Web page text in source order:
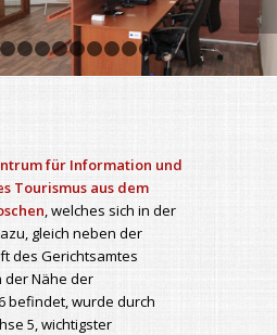
1 2 3 4 5 6 7 8 9 10111213 14 15
für Information und
Tourismus aus dem
, welches sich in der
gleich neben der
des Gerichtsamtes
der Nähe der
befindet, wurde durch
5, wichtigster